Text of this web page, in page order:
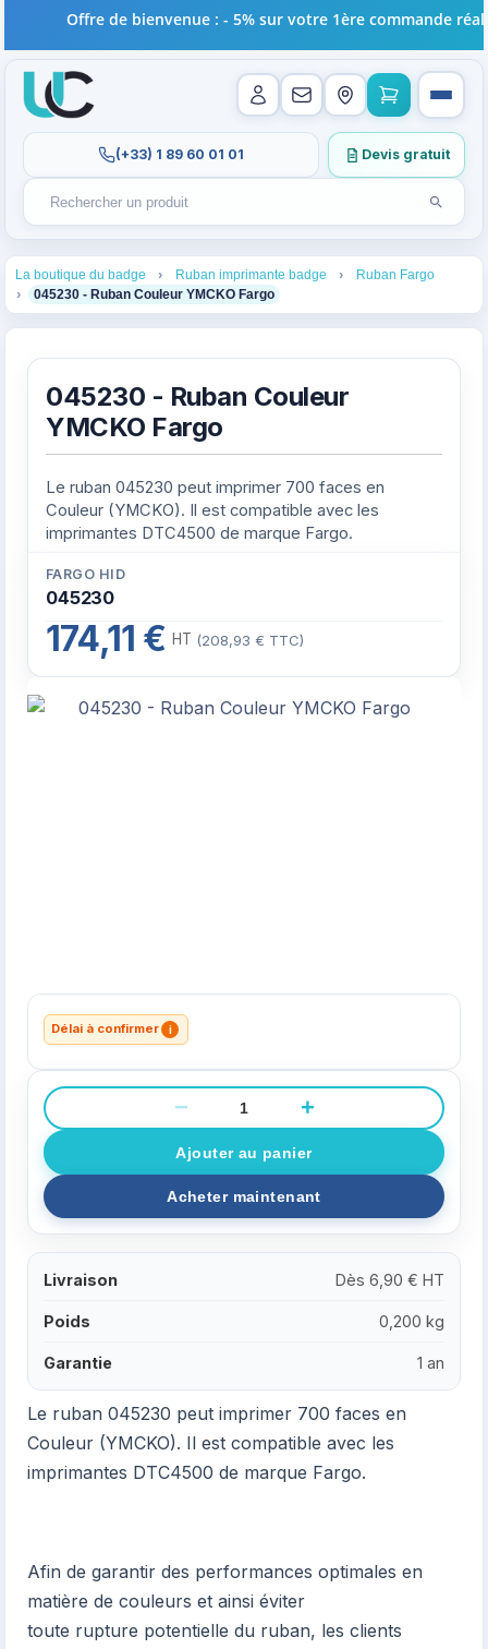
Rechercher un produit
Recherches récentes au focus. Tapez au moins 2
Lancer
(+33) 1 89 60 01 01 Devis gratuit
Offre de bienvenue : - 5% sur votre 1ère commande
La boutique du badge Ruban imprimante badge Ruban Fargo
045230 - Ruban Couleur YMCKO Fargo 4
045230 - Ruban Couleur
YMCKO Fargo
Le ruban 045230 peut imprimer 700 faces en
Couleur (YMCKO). Il est compatible avec les
imprimantes DTC4500 de marque Fargo.
FARGO HID
045230
174,11 € HT (208,93 € TTC)
Délai à confirmer i
− +
Livraison Dès 6,90 € HT
Poids 0,200 kg
Garantie 1 an
Le ruban 045230 peut imprimer 700 faces en
Couleur (YMCKO). Il est compatible avec les
imprimantes DTC4500 de marque Fargo.
Afin de garantir des performances optimales en
matière de couleurs et ainsi éviter
toute rupture potentielle du ruban, les clients